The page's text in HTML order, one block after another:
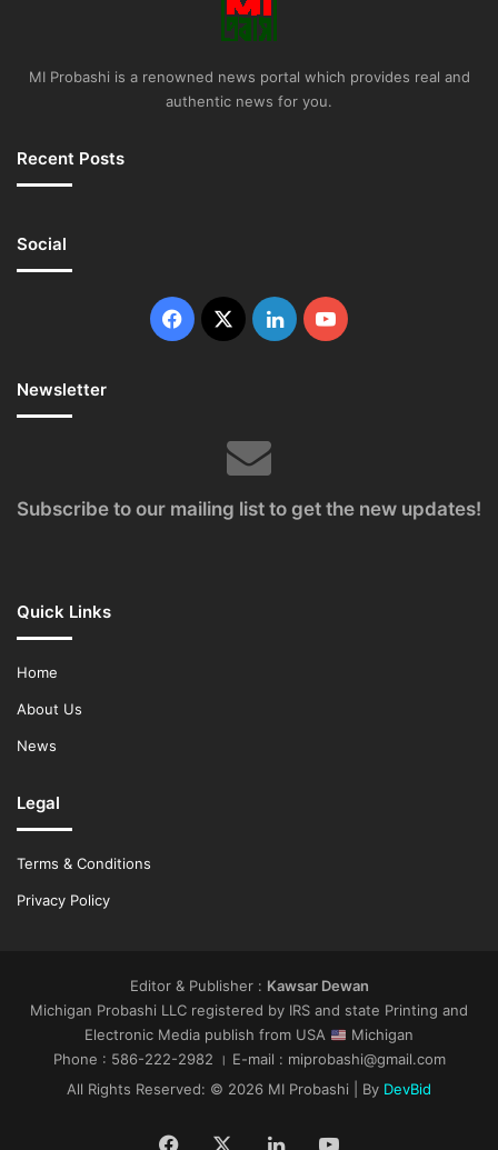
MI Probashi is a renowned news portal which provides real and
authentic news for you.
Recent Posts
Social
Facebook
X LinkedInYouTube
Newsletter
Subscribe to our mailing list to get the new updates!
Quick Links
Home
About Us
News
Legal
Terms & Conditions
Privacy Policy
Editor & Publisher : Kawsar Dewan
Michigan Probashi LLC registered by IRS and state Printing and
Electronic Media publish from USA
Michigan
Phone : 586-222-2982 । E-mail : miprobashi@gmail.com
All Rights Reserved: © 2026 MI Probashi | By DevBid
Facebook LinkedInYouTube